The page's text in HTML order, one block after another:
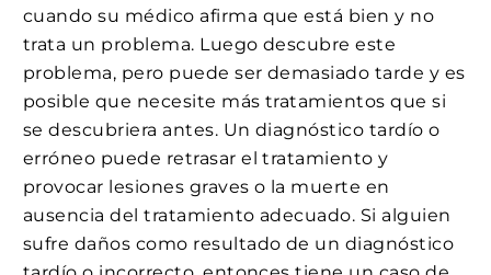
cuando su médico afirma que está bien y no
trata un problema. Luego descubre este
problema, pero puede ser demasiado tarde y es
posible que necesite más tratamientos que si
se descubriera antes. Un diagnóstico tardío o
erróneo puede retrasar el tratamiento y
provocar lesiones graves o la muerte en
ausencia del tratamiento adecuado. Si alguien
sufre daños como resultado de un diagnóstico